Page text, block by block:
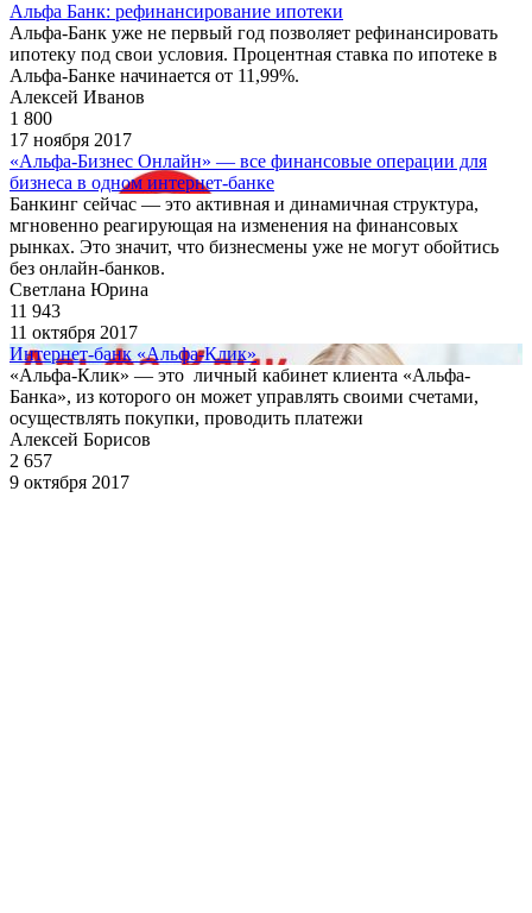
Альфа Банк: рефинансирование ипотеки
Альфа-Банк уже не первый год позволяет рефинансировать
ипотеку под свои условия. Процентная ставка по ипотеке в
Альфа-Банке начинается от 11,99%.
Алексей Иванов
1 800
17 ноября 2017
«Альфа-Бизнес Онлайн» — все финансовые операции для
бизнеса в одном интернет-банке
Банкинг сейчас — это активная и динамичная структура,
мгновенно реагирующая на изменения на финансовых
рынках. Это значит, что бизнесмены уже не могут обойтись
без онлайн-банков.
Светлана Юрина
11 943
11 октября 2017
Интернет-банк «Альфа-Клик»
«Альфа-Клик» — это личный кабинет клиента «Альфа-
Банка», из которого он может управлять своими счетами,
осуществлять покупки, проводить платежи
Алексей Борисов
2 657
9 октября 2017